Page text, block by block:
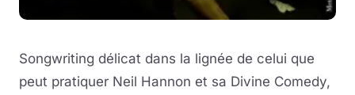
Songwriting délicat dans la lignée de celui que
peut pratiquer Neil Hannon et sa Divine Comedy,